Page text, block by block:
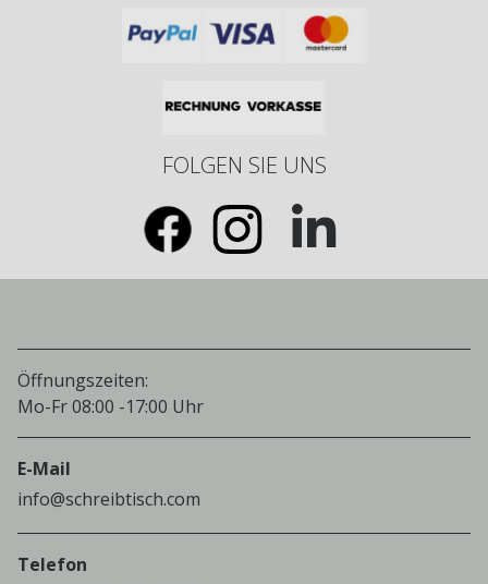
FOLGEN SIE UNS
Öffnungszeiten:
Mo-Fr 08:00 -17:00 Uhr
E-Mail
info@schreibtisch.com
Telefon